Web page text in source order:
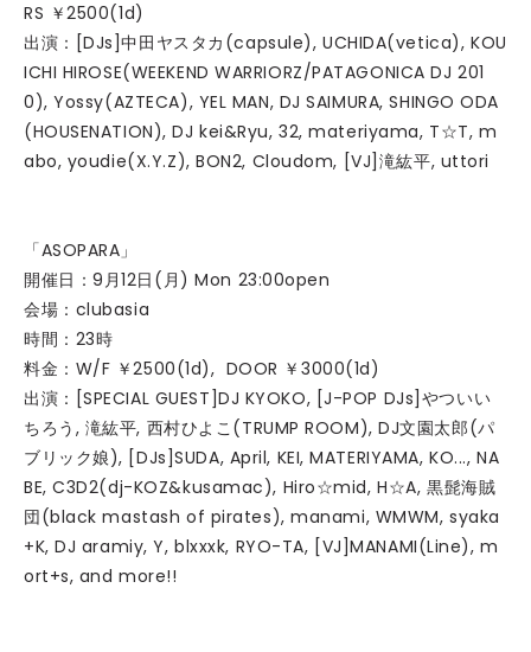
RS ￥2500(1d)
出演：[DJs]中田ヤスタカ(capsule), UCHIDA(vetica), KOU
ICHI HIROSE(WEEKEND WARRIORZ/PATAGONICA DJ 201
0), Yossy(AZTECA), YEL MAN, DJ SAIMURA, SHINGO ODA
(HOUSENATION), DJ kei&Ryu, 32, materiyama, T☆T, m
abo, youdie(X.Y.Z), BON2, Cloudom, [VJ]滝紘平, uttori
「ASOPARA」
開催日：9月12日(月) Mon 23:00open
会場：clubasia
時間：23時
料金：W/F ￥2500(1d), DOOR ￥3000(1d)
出演：[SPECIAL GUEST]DJ KYOKO, [J-POP DJs]やついい
ちろう, 滝紘平, 西村ひよこ(TRUMP ROOM), DJ文園太郎(パ
ブリック娘), [DJs]SUDA, April, KEI, MATERIYAMA, KO..., NA
BE, C3D2(dj-KOZ&kusamac), Hiro☆mid, H☆A, 黒髭海賊
団(black mastash of pirates), manami, WMWM, syaka
+K, DJ aramiy, Y, blxxxk, RYO-TA, [VJ]MANAMI(Line), m
ort+s, and more!!